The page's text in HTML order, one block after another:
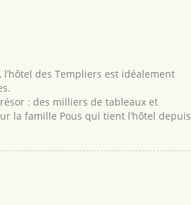
des Templiers est idéalement
: des milliers de tableaux et
la famille Pous qui tient l’hôtel depuis